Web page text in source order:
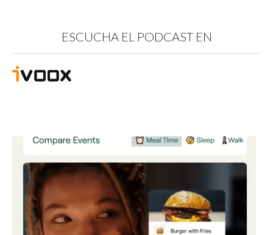
ESCUCHA EL PODCAST EN